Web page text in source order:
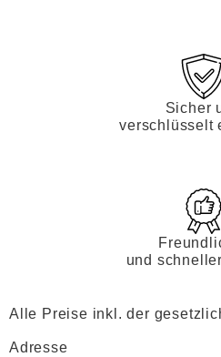
Sicher
verschlüsselt
und
Alle Preise inkl. der
Adresse